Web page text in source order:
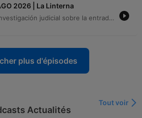
2026 | La Linterna
El programa repasa la investigación judicial sobre la entrada de migrantes en Ceuta, las tensiones políticas por el reparto de menores y sucesos internacionales como ataques en Ucrania. También se informa sobre un trágico asesinato machista en Asturias, una explosión industrial en Gran Canaria y noticias deportivas sobre el Mundial 2030. En el ámbito científico y de salud, se analiza la alerta por el virus del Nilo en Sevilla y un importante hallazgo paleontológico en Ciudad Real. Además, se presenta el desarrollo de robótica con inteligencia emocional para apoyar terapias en niños con autismo y las recomendaciones para observar el próximo eclipse solar total.
plus d'épisodes
Actualités
Tout voir